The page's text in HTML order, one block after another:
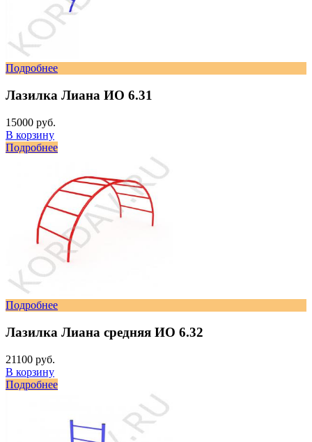
Подробнее
Лазилка Лиана ИО 6.31
15000 руб.
В корзину
Подробнее
Подробнее
Лазилка Лиана средняя ИО 6.32
21100 руб.
В корзину
Подробнее